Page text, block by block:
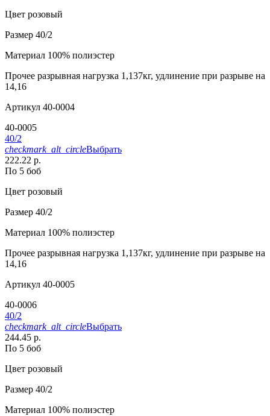
Цвет розовый
Размер 40/2
Материал 100% полиэстер
Прочее разрывная нагрузка 1,137кг, удлинение при разрыве на
14,16
Артикул 40-0004
40-0005
40/2
checkmark_alt_circleВыбрать
222.22 р.
По 5 боб
Цвет розовый
Размер 40/2
Материал 100% полиэстер
Прочее разрывная нагрузка 1,137кг, удлинение при разрыве на
14,16
Артикул 40-0005
40-0006
40/2
checkmark_alt_circleВыбрать
244.45 р.
По 5 боб
Цвет розовый
Размер 40/2
Материал 100% полиэстер